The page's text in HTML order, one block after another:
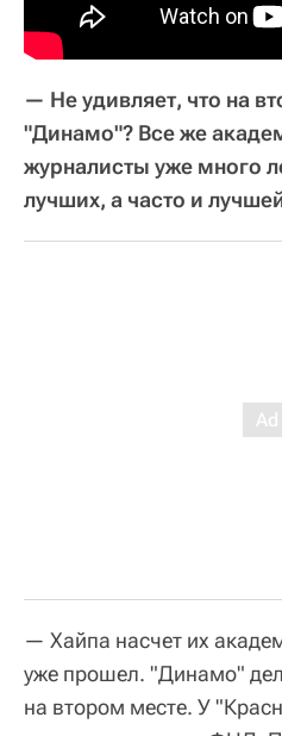
— Не удивляет, что на
"Динамо"? Все же
журналисты уже много
лучших, а часто и
— Хайпа насчет их
уже прошел. "Динамо"
на втором месте. У